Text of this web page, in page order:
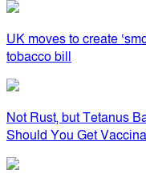
UK moves to create
tobacco bill
Not Rust, but Tetanus
Should You Get